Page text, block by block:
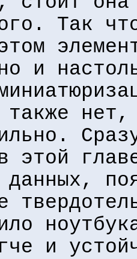
Так
и
также нет,
данных,
и